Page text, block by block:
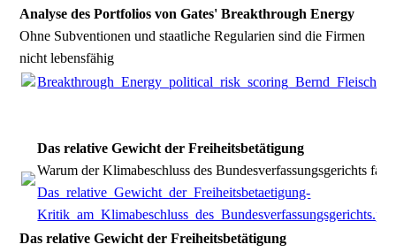
Analyse des Portfolios von Gates' Breakthrough Energy
Ohne Subventionen und staatliche Regularien sind die Firmen
nicht lebensfähig
Das relative Gewicht der Freiheitsbetätigung
Warum der Klimabeschluss des Bundesverfassungsgerichts
Das_relative_Gewicht_der_Freiheitsbetaetigung-
Kritik_am_Klimabeschluss_des_Bundesverfassungsgerichts.pdf
Das relative Gewicht der Freiheitsbetätigung